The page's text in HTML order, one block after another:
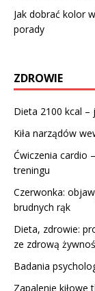
Jak dobrać kolor
porady
ZDROWIE
Dieta 2100 kcal –
Kiła narządów
Ćwiczenia cardio
treningu
Czerwonka:
brudnych rąk
Dieta, zdrowie:
ze zdrową
Badania
Zapalenie kiłowe